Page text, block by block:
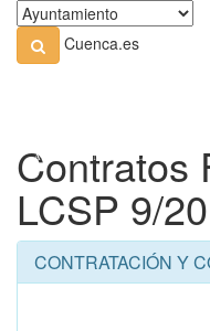
Cuenca.es
Contratos
LCSP 9/
CONTRATACIÓN Y